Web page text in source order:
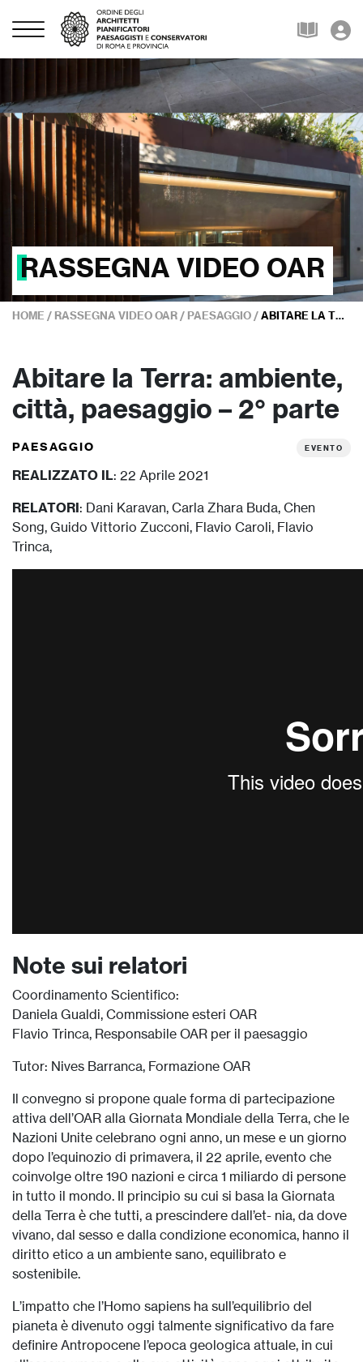
RASSEGNA VIDEO OAR
HOME / RASSEGNA VIDEO OAR / PAESAGGIO /ABITARE LA TERRA: AMBIENTE, CITTÀ, PAESAGGIO – 2° PARTE
Abitare la Terra: ambiente,
città, paesaggio – 2° parte
PAESAGGIO EVENTO
REALIZZATO IL: 22 Aprile 2021
RELATORI: Dani Karavan, Carla Zhara Buda, Chen
Song, Guido Vittorio Zucconi, Flavio Caroli, Flavio
Trinca,
Note sui relatori
Coordinamento Scientifico:
Daniela Gualdi, Commissione esteri OAR
Flavio Trinca, Responsabile OAR per il paesaggio
Tutor: Nives Barranca, Formazione OAR
Il convegno si propone quale forma di partecipazione
attiva dell’OAR alla Giornata Mondiale della Terra, che le
Nazioni Unite celebrano ogni anno, un mese e un giorno
dopo l’equinozio di primavera, il 22 aprile, evento che
coinvolge oltre 190 nazioni e circa 1 miliardo di persone
in tutto il mondo. Il principio su cui si basa la Giornata
della Terra è che tutti, a prescindere dall’et- nia, da dove
vivano, dal sesso e dalla condizione economica, hanno il
diritto etico a un ambiente sano, equilibrato e
sostenibile.
L’impatto che l’Homo sapiens ha sull’equilibrio del
pianeta è divenuto oggi talmente significativo da fare
definire Antropocene l’epoca geologica attuale, in cui